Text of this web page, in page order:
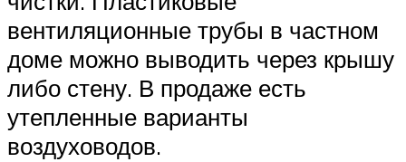
вентиляционные трубы в частном
доме можно выводить через крышу
либо стену. В продаже есть
утепленные варианты
воздуховодов.